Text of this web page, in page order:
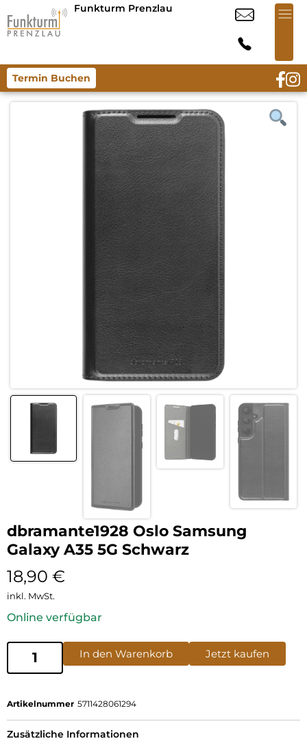
Funkturm Prenzlau
Termin Buchen
dbramante1928 Oslo Samsung
Galaxy A35 5G Schwarz
18,90 €
inkl. MwSt.
Online verfügbar
In den Warenkorb Jetzt kaufen
Artikelnummer 5711428061294
Zusätzliche Informationen